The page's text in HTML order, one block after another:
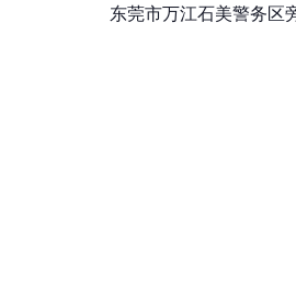
东莞市万江石美警务区